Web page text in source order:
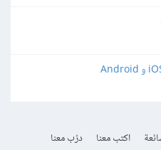
اكتب معنا
درّب معنا